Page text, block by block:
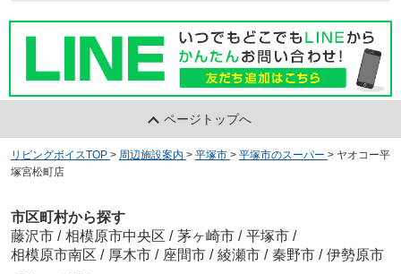
ページトップへ
リビングボイスTOP > 周辺施設案内 > 平塚市 > 平塚市のスーパー > ヤオコー平
塚宮松町店
市区町村から探す
藤沢市 / 相模原市中央区 / 茅ヶ崎市 / 平塚市 /
相模原市南区 / 厚木市 / 座間市 / 綾瀬市 / 秦野市 / 伊勢原市